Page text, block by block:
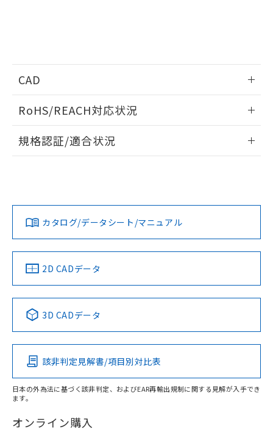
CAD
ドすることができます。
ログイン/会員登録
ダウンロードデータをご利用いただく前に、以下を必ずお読
みください。
ソフトウェアの使用条件
RoHS/REACH対応状況
EU RoHS 注意事項・凡例
対応済み
中国 RoHS 注意事項・凡例
Pb Hg Cd Cr(VI)
O
在庫等で未対応品が混在する可能性があります。
規格認証/適合状況
カタログ/データシート/マニュアル
2D CADデータ
3D CADデータ
該非判定見解書/項目別対比表
日本の外為法に基づく該非判定、およびEAR再輸出規制に関する見解が入手でき
ます。
オンライン購入
※本証明書は発行日時点で非含有を証明す
また、RoHS指令のフタル酸エステル類４
物質の対応では、対応完了までの期間は出
荷製品に未対応品が混在することから備考
欄に対応日を記載しておりました。
既に当社にて対応品への在庫切替を完了